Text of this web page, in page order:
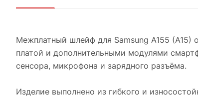
Межплатный шлейф для Samsung A155 (A15)
платой и дополнительными модулями
сенсора, микрофона и зарядного разъёма.
Изделие выполнено из гибкого и